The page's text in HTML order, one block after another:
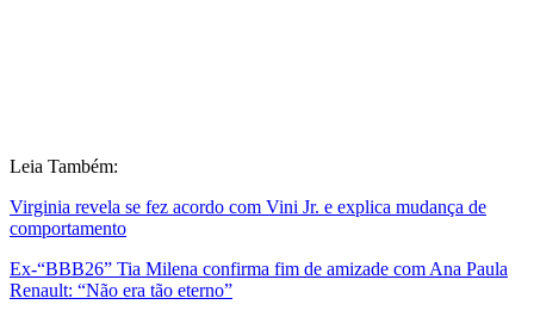
Leia Também:
Virginia revela se fez acordo com Vini Jr. e explica mudança de
comportamento
Ex-“BBB26” Tia Milena confirma fim de amizade com Ana Paula
Renault: “Não era tão eterno”